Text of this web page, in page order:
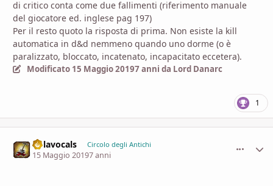
di critico conta come due fallimenti (riferimento manuale
del giocatore ed. inglese pag 197)
Per il resto quoto la risposta di prima. Non esiste la kill
automatica in d&d nemmeno quando uno dorme (o è
paralizzato, bloccato, incatenato, incapacitato eccetera).
Modificato 15 Maggio 20197 anni da Lord Danarc
1
nolavocals Circolo degli Antichi
15 Maggio 20197 anni